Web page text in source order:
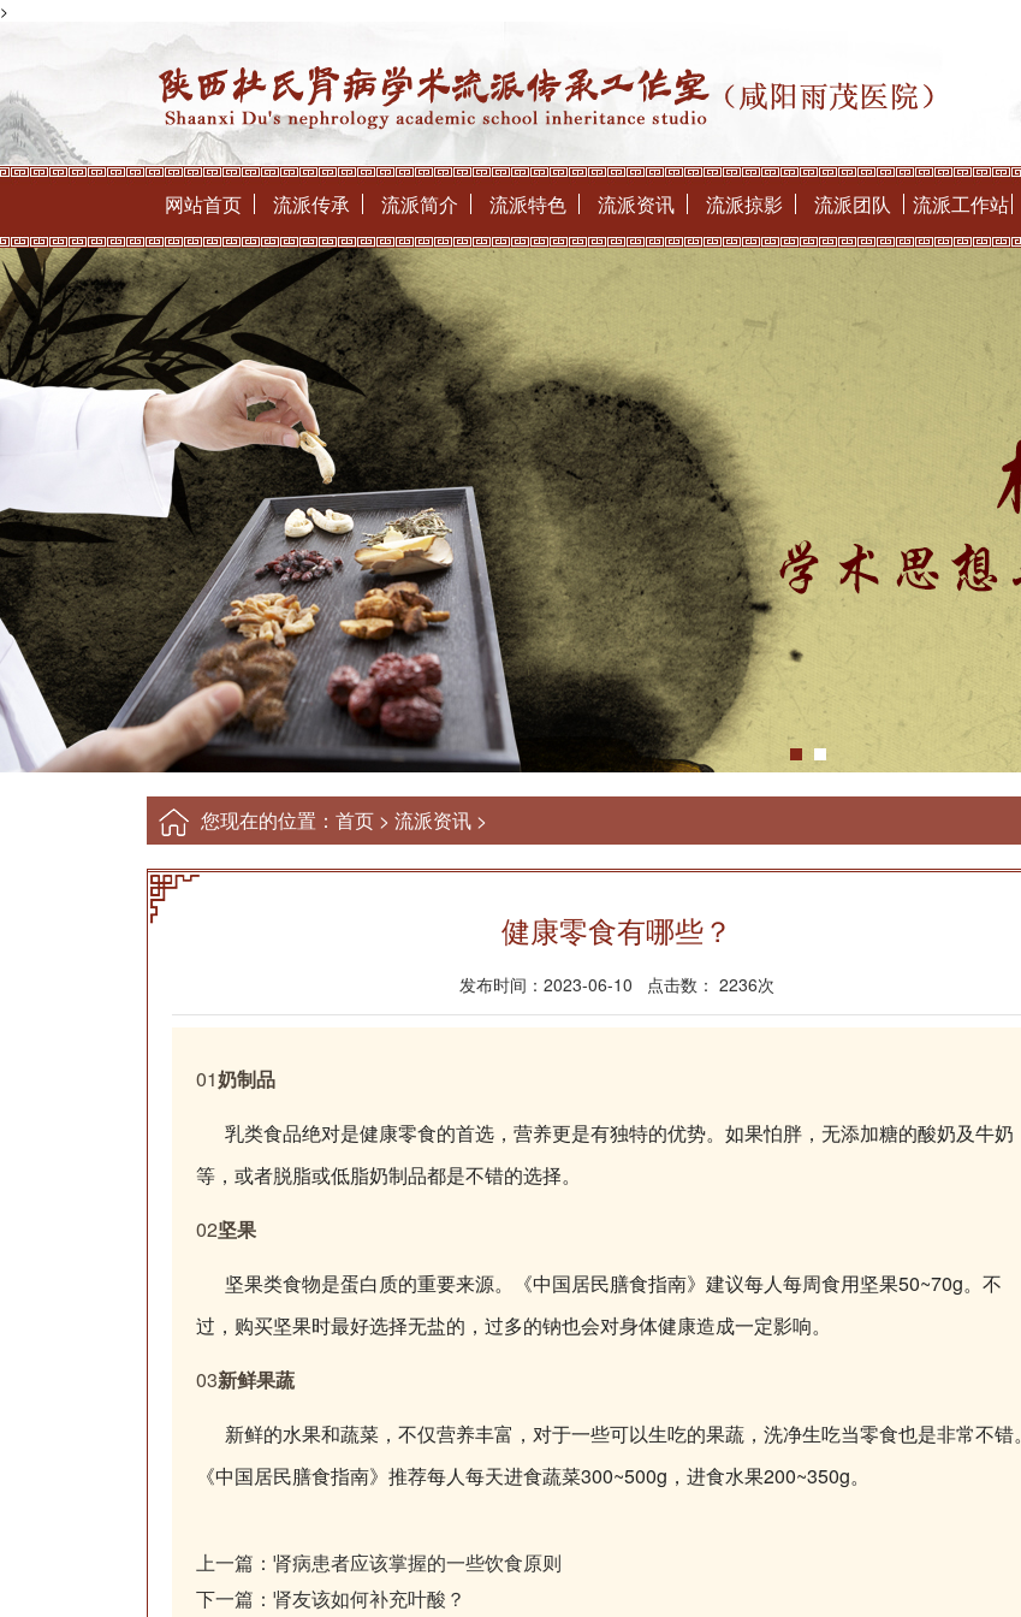
>
网站首页 流派传承 流派简介 流派特色 流派资讯 流派掠影 流派团队 流派工作站
您现在的位置： 首页 > 流派资讯 >
健康零食有哪些？
发布时间：2023-06-10 点击数： 2236次
01奶制品
乳类食品绝对是健康零食的首选，营养更是有独特的优势。 如果怕胖，无添加糖的酸奶及牛奶
等，或者脱脂或低脂奶制品都是不错的选择。
02坚果
坚果类食物是蛋白质的重要来源。
《中国居民膳食指南》建议每人每周食用坚果50~70g。 不
过，购买坚果时最好选择无盐的，过多的钠也会对身体健康造成一定影响。
03新鲜果蔬
新鲜的水果和蔬菜，不仅营养丰富，对于一些可以生吃的果蔬，洗净生吃当零食也是非常不错。
《中国居民膳食指南》推荐每人每天进食蔬菜300~500g，进食水果200~350g。
上一篇： 肾病患者应该掌握的一些饮食原则
下一篇： 肾友该如何补充叶酸？